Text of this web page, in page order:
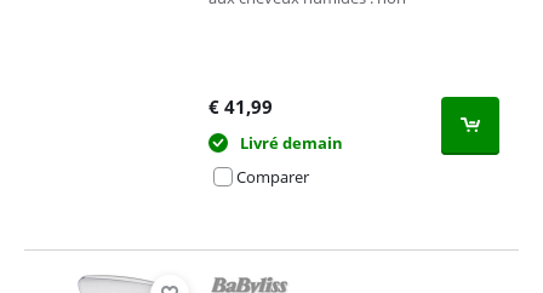
€ 41,99
Livré demain
Comparer